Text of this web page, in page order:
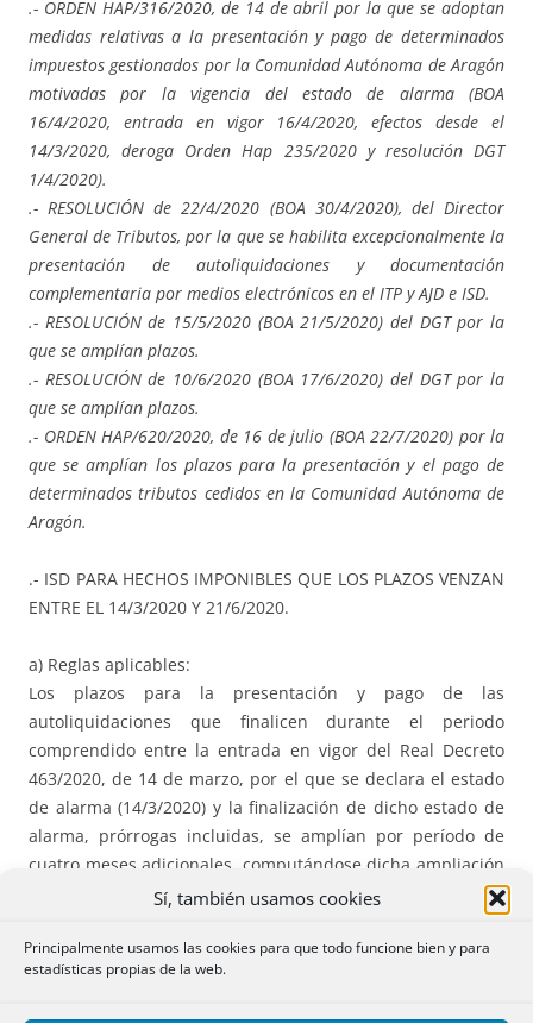
Sí, también usamos cookies
Principalmente usamos las cookies para que todo funcione bien y para
estadísticas propias de la web.
.- ORDEN HAP/316/2020, de 14 de abril por la que se adoptan
medidas relativas a la presentación y pago de determinados
impuestos gestionados por la Comunidad Autónoma de Aragón
motivadas por la vigencia del estado de alarma (BOA
16/4/2020, entrada en vigor 16/4/2020, efectos desde el
14/3/2020, deroga Orden Hap 235/2020 y resolución DGT
1/4/2020).
.- RESOLUCIÓN de 22/4/2020 (BOA 30/4/2020), del Director
General de Tributos, por la que se habilita excepcionalmente la
presentación de autoliquidaciones y documentación
complementaria por medios electrónicos en el ITP y AJD e ISD.
.- RESOLUCIÓN de 15/5/2020 (BOA 21/5/2020) del DGT por la
que se amplían plazos.
.- RESOLUCIÓN de 10/6/2020 (BOA 17/6/2020) del DGT por la
que se amplían plazos.
.- ORDEN HAP/620/2020, de 16 de julio (BOA 22/7/2020) por la
que se amplían los plazos para la presentación y el pago de
determinados tributos cedidos en la Comunidad Autónoma de
Aragón.
.- ISD PARA HECHOS IMPONIBLES QUE LOS PLAZOS VENZAN
ENTRE EL 14/3/2020 Y 21/6/2020.
a) Reglas aplicables:
Los plazos para la presentación y pago de las
autoliquidaciones que finalicen durante el periodo
comprendido entre la entrada en vigor del Real Decreto
463/2020, de 14 de marzo, por el que se declara el estado
de alarma (14/3/2020) y la finalización de dicho estado de
alarma, prórrogas incluidas, se amplían por período de
cuatro meses adicionales, computándose dicha ampliación
desde el día siguiente a la fecha de finalización del plazo
.- Si como resultado de la ampliación de plazos prevista
anteriormente, en el momento en que se declare la